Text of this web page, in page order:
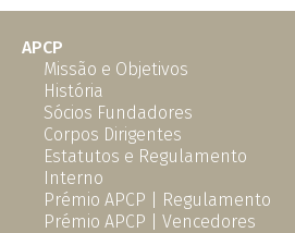
APCP
Missão e Objetivos
História
Sócios Fundadores
Corpos Dirigentes
Estatutos e Regulamento
Interno
Prémio APCP | Regulamento
Prémio APCP | Vencedores